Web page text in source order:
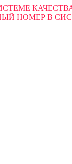
КАЧЕСТВА
НОМЕР В